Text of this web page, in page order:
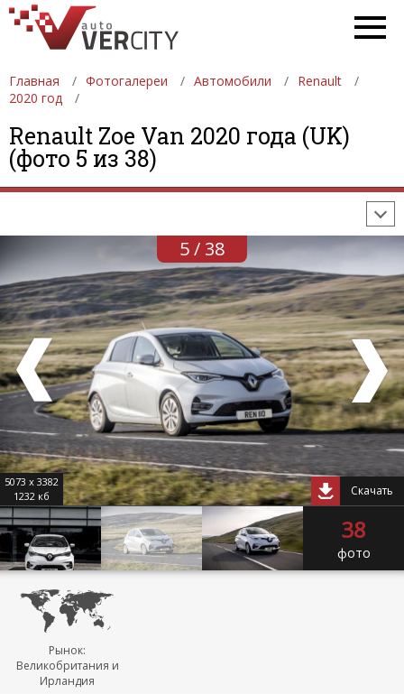
Главная Фотогалереи Автомобили
Renault
2020 год
Renault Zoe Van 2020 года (UK)
(фото 5 из 38)
ФОТОГАЛЕРЕИ АВТОМОБИЛИ
ДЕВУШКИ
АВТОСАЛОНЫ
ФОРМУЛА-1
5 / 38
5073 x 3382
1232 кб
Скачать
38
фото
Рынок:
Великобритания и
Ирландия